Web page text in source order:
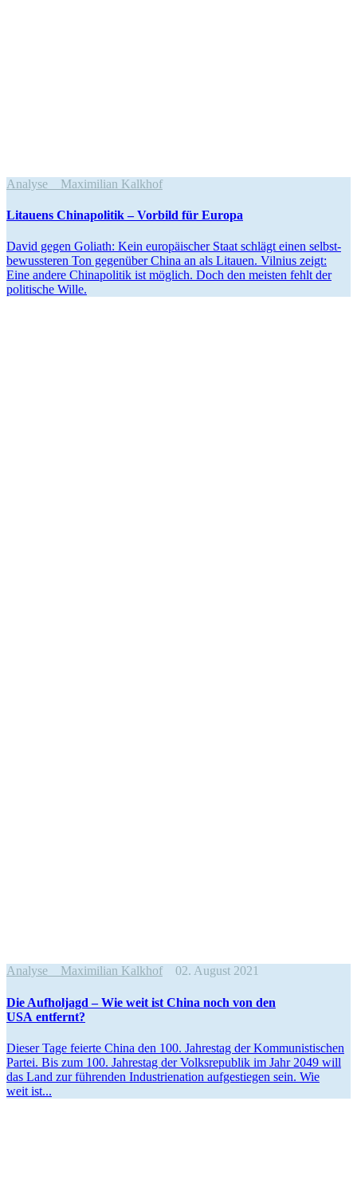
Analyse Maximilian Kalkhof
Litauens China­po­litik – Vorbild für Europa
David gegen Goliath: Kein europäi­scher Staat schlägt einen selbst­
be­wuss­teren Ton gegenüber China an als Litauen. Vilnius zeigt:
Eine andere China­po­litik ist möglich. Doch den meisten fehlt der
politische Wille.
Analyse Maximilian Kalkhof 02. August 2021
Die Aufholjagd – Wie weit ist China noch von den
USA entfernt?
Dieser Tage feierte China den 100. Jahrestag der Kommu­nis­ti­schen
Partei. Bis zum 100. Jahrestag der Volks­re­publik im Jahr 2049 will
das Land zur führenden Indus­trie­nation aufge­stiegen sein. Wie
weit ist...